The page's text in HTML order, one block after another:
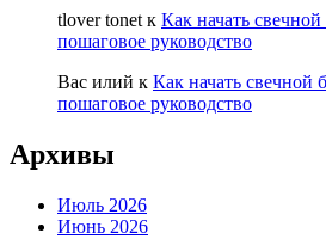
tlover tonetк Как начать
пошаговое руководство
Вас илий к Как начать свечной
пошаговое руководство
Архивы
Июль 2026
Июнь 2026